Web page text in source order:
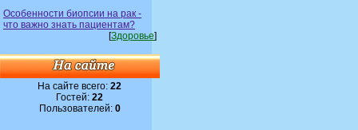
Особенности биопсии на рак -
что важно знать пациентам?
[Здоровье]
На сайте всего:22
Гостей:22
Пользователей: 0